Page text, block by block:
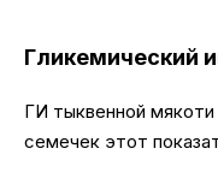
Гликемический
ГИ тыквенной
семечек этот